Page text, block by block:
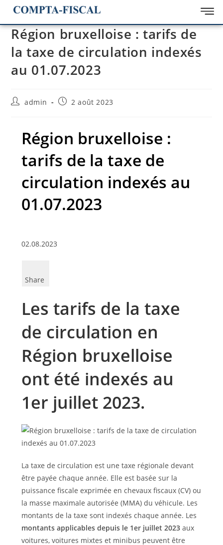
Région bruxelloise : tarifs de
la taxe de circulation indexés
au 01.07.2023
admin 2 août 2023
Région bruxelloise :
tarifs de la taxe de
circulation indexés au
01.07.2023
02.08.2023
Share
Les tarifs de la taxe
de circulation en
Région bruxelloise
ont été indexés au
1er juillet 2023.
La taxe de circulation est une taxe régionale devant
être payée chaque année. Elle est basée sur la
puissance fiscale exprimée en chevaux fiscaux (CV) ou
la masse maximale autorisée (MMA) du véhicule. Les
montants de la taxe sont indexés chaque année. Les
montants applicables depuis le 1er juillet 2023aux
voitures, voitures mixtes et minibus peuvent être